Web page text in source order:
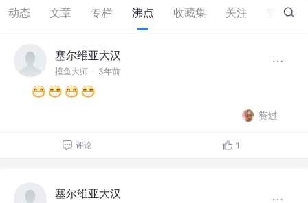
动态 文章 专栏 沸点 收藏集 关注 157
塞尔维亚大汉
摸鱼大师 · 3年前
赞过
评论 1
塞尔维亚大汉